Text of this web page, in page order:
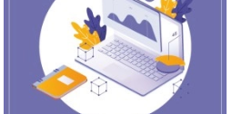
Sin requisitos de acceso
Diploma